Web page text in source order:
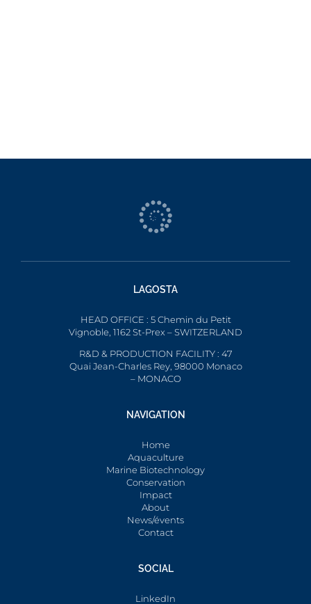
LAGOSTA
HEAD OFFICE : 5 Chemin du Petit
Vignoble, 1162 St-Prex – SWITZERLAND
R&D & PRODUCTION FACILITY : 47
Quai Jean-Charles Rey, 98000 Monaco
– MONACO
NAVIGATION
Home
Aquaculture
Marine Biotechnology
Conservation
Impact
About
News/évents
Contact
SOCIAL
LinkedIn